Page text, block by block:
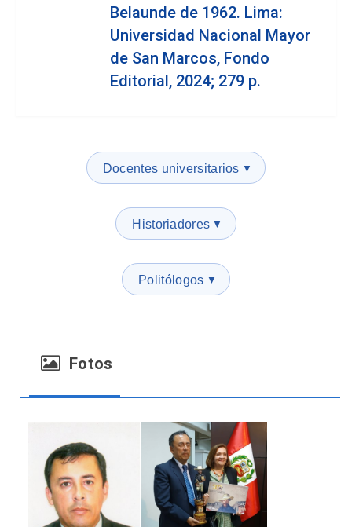
Belaunde de 1962. Lima:
Universidad Nacional Mayor
de San Marcos, Fondo
Editorial, 2024; 279 p.
Docentes universitarios ▼
Historiadores ▼
Politólogos ▼
Fotos